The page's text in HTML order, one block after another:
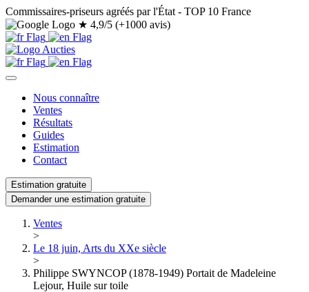
Commissaires-priseurs agréés par l'État - TOP 10 France
★ 4,9/5 (+1000 avis)
Nous connaître
Ventes
Résultats
Guides
Estimation
Contact
Estimation gratuite
Demander une estimation gratuite
Ventes
>
Le 18 juin, Arts du XXe siècle
>
Philippe SWYNCOP (1878-1949) Portait de Madeleine
Lejour, Huile sur toile